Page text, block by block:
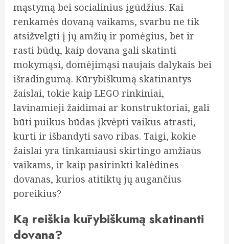
mąstymą bei socialinius įgūdžius. Kai
renkamės dovaną vaikams, svarbu ne tik
atsižvelgti į jų amžių ir pomėgius, bet ir
rasti būdų, kaip dovana gali skatinti
mokymąsi, domėjimąsi naujais dalykais bei
išradingumą. Kūrybiškumą skatinantys
žaislai, tokie kaip LEGO rinkiniai,
lavinamieji žaidimai ar konstruktoriai, gali
būti puikus būdas įkvėpti vaikus atrasti,
kurti ir išbandyti savo ribas. Taigi, kokie
žaislai yra tinkamiausi skirtingo amžiaus
vaikams, ir kaip pasirinkti kalėdines
dovanas, kurios atitiktų jų augančius
poreikius?
Ką reiškia kūrybiškumą skatinanti
dovana?